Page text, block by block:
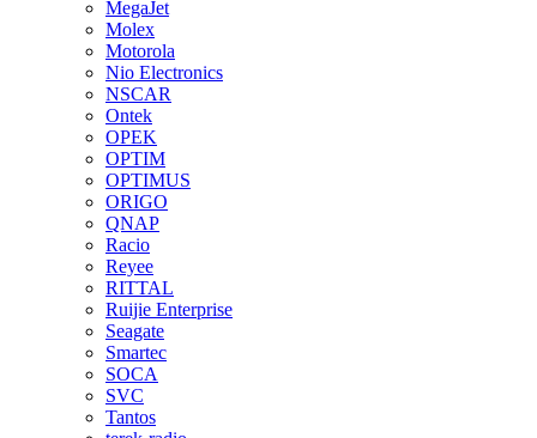
MegaJet
Molex
Motorola
Nio Electronics
NSCAR
Ontek
OPEK
OPTIM
OPTIMUS
ORIGO
QNAP
Racio
Reyee
RITTAL
Ruijie Enterprise
Seagate
Smartec
SOCA
SVC
Tantos